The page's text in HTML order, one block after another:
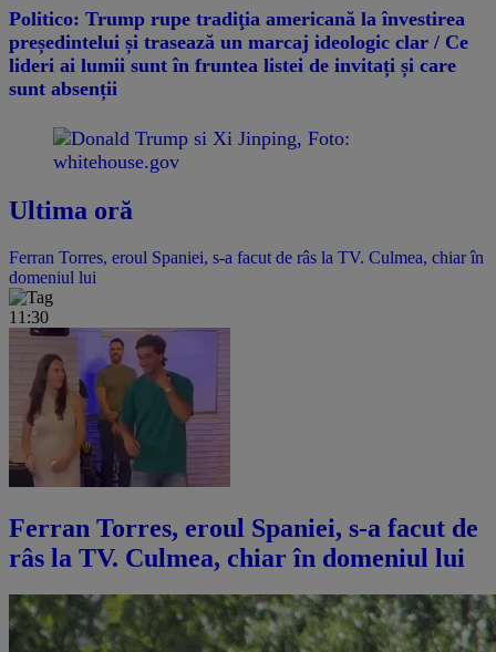
Politico: Trump rupe tradiţia americană la învestirea
președintelui și trasează un marcaj ideologic clar / Ce
lideri ai lumii sunt în fruntea listei de invitați și care
sunt absenții
Ultima oră
Ferran Torres, eroul Spaniei, s-a facut de râs la TV. Culmea, chiar în
domeniul lui
11:30
Ferran Torres, eroul Spaniei, s-a facut de
râs la TV. Culmea, chiar în domeniul lui